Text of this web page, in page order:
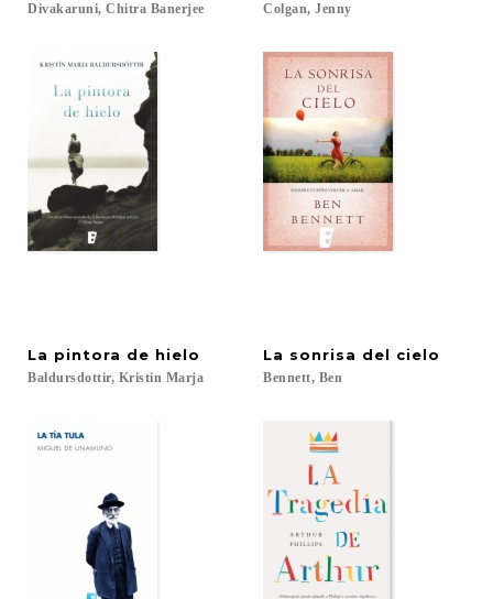
Divakaruni, Chitra Banerjee Colgan, Jenny
La pintora de hielo
Baldursdottir, Kristin Marja
La sonrisa del cielo
Bennett, Ben